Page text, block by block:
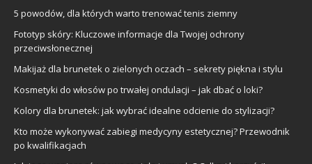
5 powodów, dla których warto trenować tenis ziemny
Fototyp skóry: Kluczowe informacje dla Twojej ochrony
przeciwsłonecznej
Makijaż dla brunetek o zielonych oczach – sekrety piękna i stylu
Kosmetyki do włosów po trwałej ondulacji – jak dbać o loki?
Kolory dla brunetek: jak wybrać idealne odcienie do stylizacji?
Kto może wykonywać zabiegi medycyny estetycznej? Przewodnik
po kwalifikacjach